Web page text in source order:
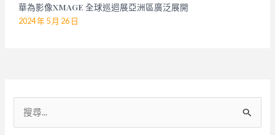
華為影像XMAGE 全球巡迴展亞洲區廣泛展開
2024 年 5 月 26 日